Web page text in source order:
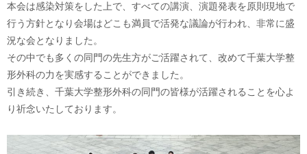
本会は感染対策をした上で、すべての講演、演題発表を原則現地で
行う方針となり会場はどこも満員で活発な議論が行われ、 非常に盛
況な会となりました。
その中でも多くの同門の先生方がご活躍されて、改めて千葉大学整
形外科の力を実感することができました。
引き続き、 千葉大学整形外科の同門の皆様が活躍されることを心よ
り祈念いた しております。